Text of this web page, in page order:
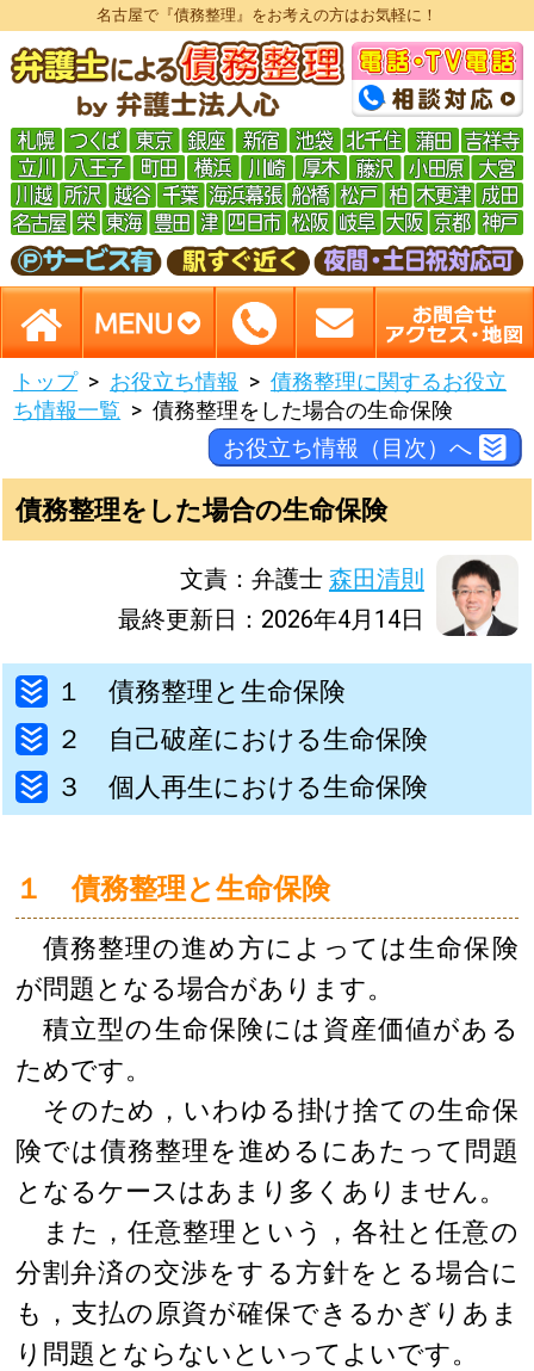
名古屋で『債務整理』をお考えの方はお気軽に！
トップ お役立ち情報
債務整理に関するお役立
ち情報一覧
債務整理をした場合の生命保険
お役立ち情報（目次）へ
債務整理をした場合の生命保険
文責：弁護士 森田清則
最終更新日：2026年4月14日
１ 債務整理と生命保険
２ 自己破産における生命保険
３ 個人再生における生命保険
１ 債務整理と生命保険
債務整理の進め方によっては生命保険
が問題となる場合があります。
積立型の生命保険には資産価値がある
ためです。
そのため，いわゆる掛け捨ての生命保
険では債務整理を進めるにあたって問題
となるケースはあまり多くありません。
また，任意整理という，各社と任意の
分割弁済の交渉をする方針をとる場合に
も，支払の原資が確保できるかぎりあま
り問題とならないといってよいです。